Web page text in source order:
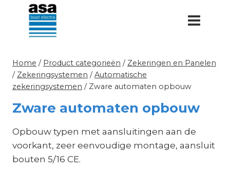
Doorgaan
inhoud
Home / Product categorieën / Zekeringen en Panelen
/ Zekeringsystemen / Automatische
zekeringsystemen / Zware automaten opbouw
Zware automaten opbouw
Opbouw typen met aansluitingen aan de
voorkant, zeer eenvoudige montage, aansluit
bouten 5/16 CE.